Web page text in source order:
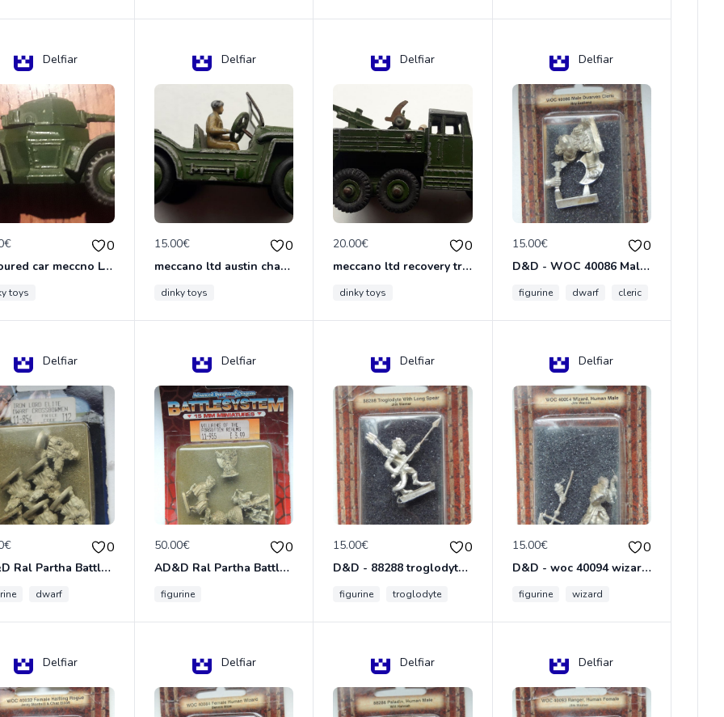
Delfiar
0
armoured car meccno LTD N°670
toys
Delfiar
15.00€ 0
meccano ltd austin champ N°674
dinky toys
Delfiar
20.00€ 0
meccano ltd recovery tractor N°661
dinky toys
Delfiar
15.00€ 0
D&D - WOC 40086 Male Dwarven Cleric Miniature - Donjons Dragons
figurine dwarf cleric
Delfiar
0
AD&D Ral Partha Battlesystem Miniatures Pack Iron Lord Dwarf Crossbowmen 11-854
dwarf
Delfiar
50.00€ 0
AD&D Ral Partha Battlesystem Villains/Forgotten Realms 11-955 Miniatures
figurine
Delfiar
15.00€ 0
D&D - 88288 troglodyte with long Miniature - Donjons Dragons
figurine troglodyte
Delfiar
15.00€ 0
D&D - woc 40094 wizard human male Miniature - Donjons Dragons
figurine wizard
Delfiar Delfiar Delfiar Delfiar